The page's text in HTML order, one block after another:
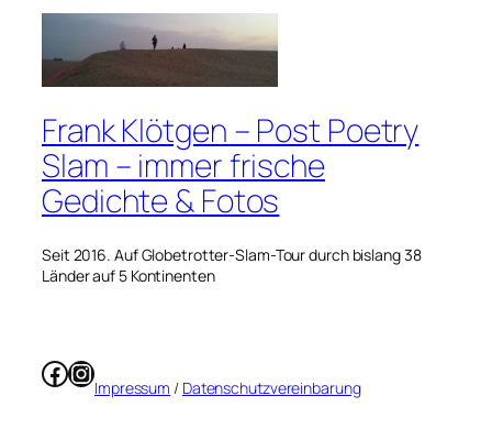
Frank Klötgen – Post Poetry
Slam – immer frische
Gedichte & Fotos
Seit 2016. Auf Globetrotter-Slam-Tour durch bislang 38
Länder auf 5 Kontinenten
Facebook
Instagram
Impressum / Datenschutzvereinbarung